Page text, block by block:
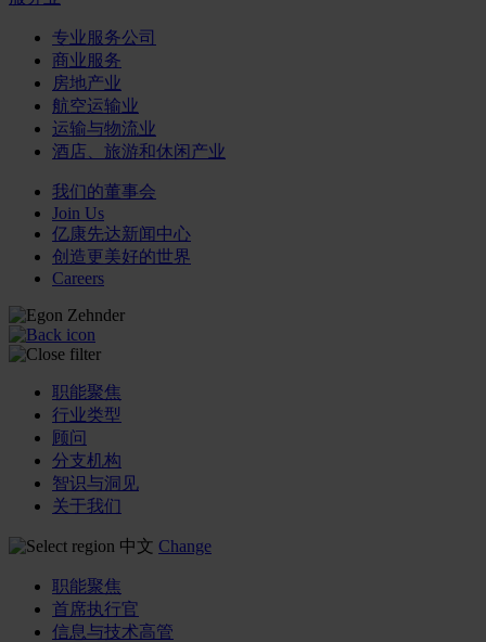
专业服务公司
商业服务
房地产业
航空运输业
运输与物流业
酒店、旅游和休闲产业
我们的董事会
Join Us
亿康先达新闻中心
创造更美好的世界
Careers
职能聚焦
行业类型
顾问
分支机构
智识与洞见
关于我们
中文 Change
职能聚焦
首席执行官
信息与技术高管